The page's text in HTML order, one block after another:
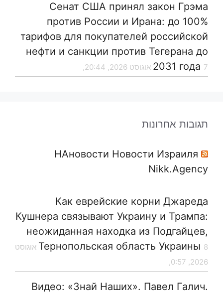
Сенат США принял закон Грэма
против России и Ирана: до 100%
тарифов для покупателей российской
нефти и санкции против Тегерана до
2031 года 7 אוגוסט 2026, 20:44,
תגובות אחרונות
НАновости Новости Израиля
Nikk.Agency
Как еврейские корни Джареда
Кушнера связывают Украину и Трампа:
неожиданная находка из Подгайцев,
Тернопольская область Украины 8 אוגוסט
2026, 0:57,
Видео: «Знай Наших». Павел Галич.